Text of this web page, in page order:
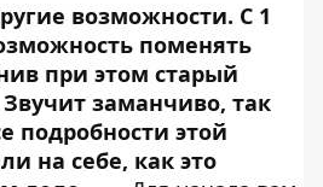
возможности. С 1
поменять
при этом старый
заманчиво, так
подробности этой
на себе, как это